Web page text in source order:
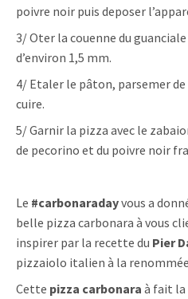
poivre noir puis deposer
3/ Oter la couenne du
d’environ 1,5 mm.
4/ Etaler le pâton, parsemer
cuire.
5/ Garnir la pizza avec le
de pecorino et du poivre noir
Le #carbonaradayvous a
belle pizza carbonara à vous
inspirer par la recette du Pier
pizzaiolo italien à la
Cette pizza carbonara à fait la